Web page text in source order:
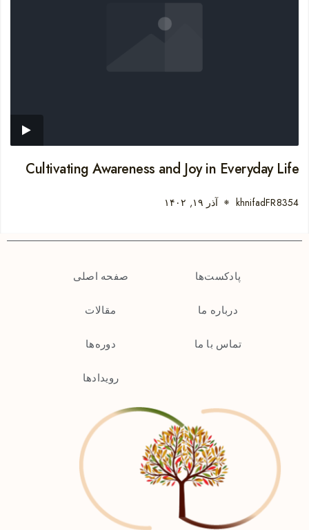
Cultivating Awareness and Joy in Everyday Life
khnifadFR8354 آذر ۱۹, ۱۴۰۲
پادکست‌ها
دربار‌ه‌ ما
تماس با ما
صفحه اصلی
مقالات
دوره‌ها
رویدادها